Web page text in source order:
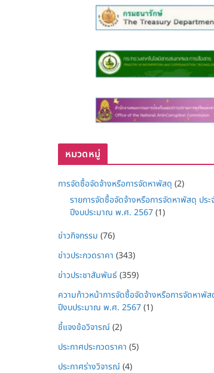
หมวดหมู่
การจัดซื้อจัดจ้างหรือการจัดหาพัสดุ (2)
รายการจัดซื้อจัดจ้างหรือการจัดหาพัสดุ ประ
ปีงบประมาณ พ.ศ. 2567(1)
ข่าวกิจกรรม (76)
ข่าวประกวดราคา (343)
ข่าวประชาสัมพันธ์(359)
ความก้าวหน้าการจัดซื้อจัดจ้างหรือการจัดหาพัส
ปีงบประมาณ พ.ศ. 2567(1)
ชี้แจงข้อวิจารณ์(2)
ประกาศประกวดราคา (5)
ประกาศร่างวิจารณ์(4)